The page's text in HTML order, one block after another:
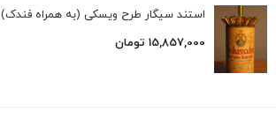
استند سیگار طرح ویسکی (به همراه فندک)
15,857,000 تومان